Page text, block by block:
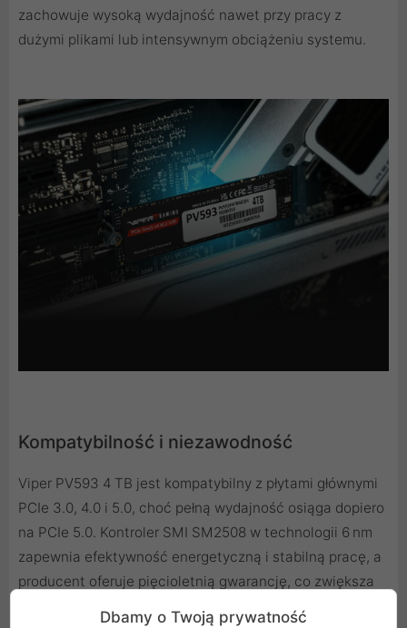
zachowuje wysoką wydajność nawet przy pracy z
dużymi plikami lub intensywnym obciążeniu systemu.
Kompatybilność i niezawodność
Viper PV593 4 TB jest kompatybilny z płytami głównymi
PCIe 3.0, 4.0 i 5.0, choć pełną wydajność osiąga dopiero
na PCIe 5.0. Kontroler SMI SM2508 w technologii 6 nm
zapewnia efektywność energetyczną i stabilną pracę, a
producent oferuje pięcioletnią gwarancję, co zwiększa
poczucie bezpieczeństwa przy codziennym
Dbamy o Twoją prywatność